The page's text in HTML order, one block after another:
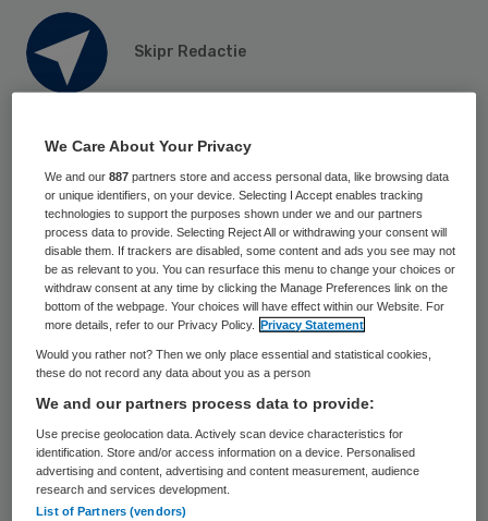
Skipr Redactie
2880 keer gelezen
Een zorginstelling in het oosten van
Nederland is het doelwit geweest van
buitenlandse fraudeurs. De politie roept
zorginstellingen daarom op extra attent te
zijn op deze zogeheten CEO-fraude,
waarbij de administratieve afdeling een
organisatie. De zorginstelling ontdekte de
oplichting voortijdig.
We Care About Your Privacy
We and our887 partners store and access personal data, like browsing data
or unique identifiers, on your device. Selecting I Accept enables tracking
technologies to support the purposes shown under we and our partners
process data to provide. Selecting Reject All or withdrawing your consent will
disable them. If trackers are disabled, some content and ads you see may not
be as relevant to you. You can resurface this menu to change your choices or
withdraw consent at any time by clicking the Manage Preferences link on the
bottom of the webpage. Your choices will have effect within our Website. For
more details, refer to our Privacy Policy.
Privacy Statement
Would you rather not? Then we only place essential and statistical cookies,
these do not record any data about you as a person
We and our partners process data to provide:
Use precise geolocation data. Actively scan device characteristics for
identification. Store and/or access information on a device. Personalised
advertising and content, advertising and content measurement, audience
research and services development.
List of Partners (vendors)